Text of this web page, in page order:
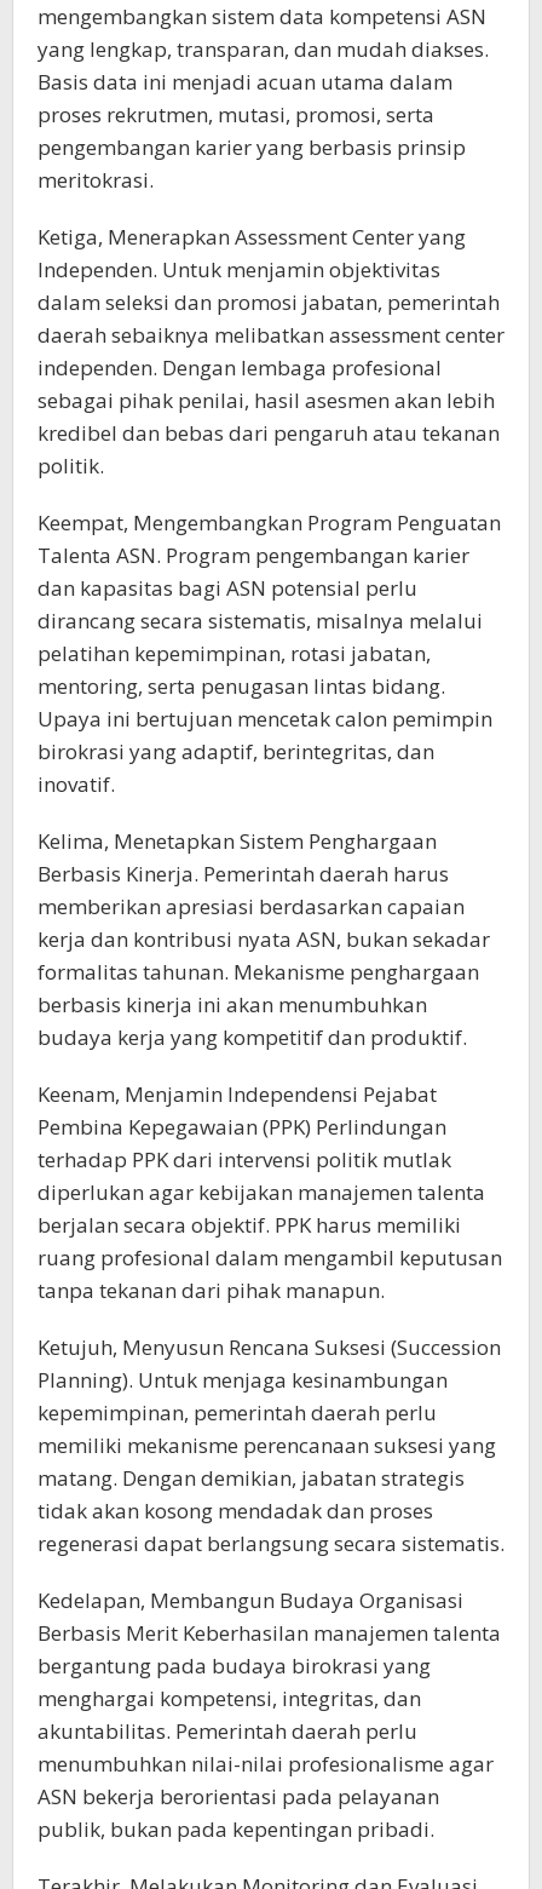
mengembangkan sistem data kompetensi ASN
yang lengkap, transparan, dan mudah diakses.
Basis data ini menjadi acuan utama dalam
proses rekrutmen, mutasi, promosi, serta
pengembangan karier yang berbasis prinsip
meritokrasi.
Ketiga, Menerapkan Assessment Center yang
Independen. Untuk menjamin objektivitas
dalam seleksi dan promosi jabatan, pemerintah
daerah sebaiknya melibatkan assessment center
independen. Dengan lembaga profesional
sebagai pihak penilai, hasil asesmen akan lebih
kredibel dan bebas dari pengaruh atau tekanan
politik.
Keempat, Mengembangkan Program Penguatan
Talenta ASN. Program pengembangan karier
dan kapasitas bagi ASN potensial perlu
dirancang secara sistematis, misalnya melalui
pelatihan kepemimpinan, rotasi jabatan,
mentoring, serta penugasan lintas bidang.
Upaya ini bertujuan mencetak calon pemimpin
birokrasi yang adaptif, berintegritas, dan
inovatif.
Kelima, Menetapkan Sistem Penghargaan
Berbasis Kinerja. Pemerintah daerah harus
memberikan apresiasi berdasarkan capaian
kerja dan kontribusi nyata ASN, bukan sekadar
formalitas tahunan. Mekanisme penghargaan
berbasis kinerja ini akan menumbuhkan
budaya kerja yang kompetitif dan produktif.
Keenam, Menjamin Independensi Pejabat
Pembina Kepegawaian (PPK) Perlindungan
terhadap PPK dari intervensi politik mutlak
diperlukan agar kebijakan manajemen talenta
berjalan secara objektif. PPK harus memiliki
ruang profesional dalam mengambil keputusan
tanpa tekanan dari pihak manapun.
Ketujuh, Menyusun Rencana Suksesi (Succession
Planning). Untuk menjaga kesinambungan
kepemimpinan, pemerintah daerah perlu
memiliki mekanisme perencanaan suksesi yang
matang. Dengan demikian, jabatan strategis
tidak akan kosong mendadak dan proses
regenerasi dapat berlangsung secara sistematis.
Kedelapan, Membangun Budaya Organisasi
Berbasis Merit Keberhasilan manajemen talenta
bergantung pada budaya birokrasi yang
menghargai kompetensi, integritas, dan
akuntabilitas. Pemerintah daerah perlu
menumbuhkan nilai-nilai profesionalisme agar
ASN bekerja berorientasi pada pelayanan
publik, bukan pada kepentingan pribadi.